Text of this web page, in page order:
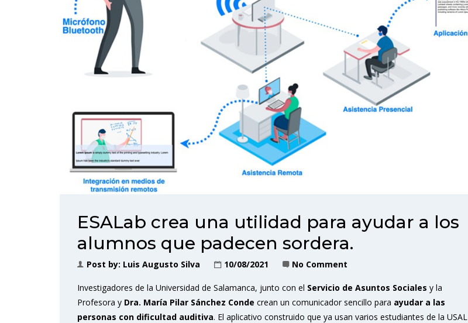
ESALab crea una utilidad para ayudar a los
alumnos que padecen sordera.
Post by: Luis Augusto Silva 10/08/2021 No Comment
Investigadores de la Universidad de Salamanca, junto con el Servicio de Asuntos Sociales y la
Profesora y Dra. María Pilar Sánchez Conde crean un comunicador sencillo para ayudar a las
personas con dificultad auditiva. El aplicativo construido que ya usan varios estudiantes de la USAL